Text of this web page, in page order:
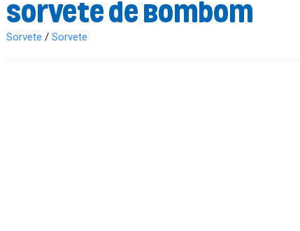
Sorvete de Bombom
Sorvete / Sorvete